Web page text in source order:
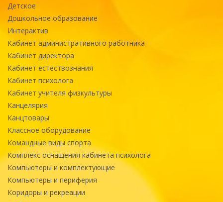
Детское
Дошкольное образование
Интерактив
Кабинет административного работника
Кабинет директора
Кабинет естествознания
Кабинет психолога
Кабинет учителя физкультуры
Канцелярия
Канцтовары
Классное оборудование
Командные виды спорта
Комплекс оснащения кабинета психолога
Компьютеры и комплектующие
Компьютеры и периферия
Коридоры и рекреации